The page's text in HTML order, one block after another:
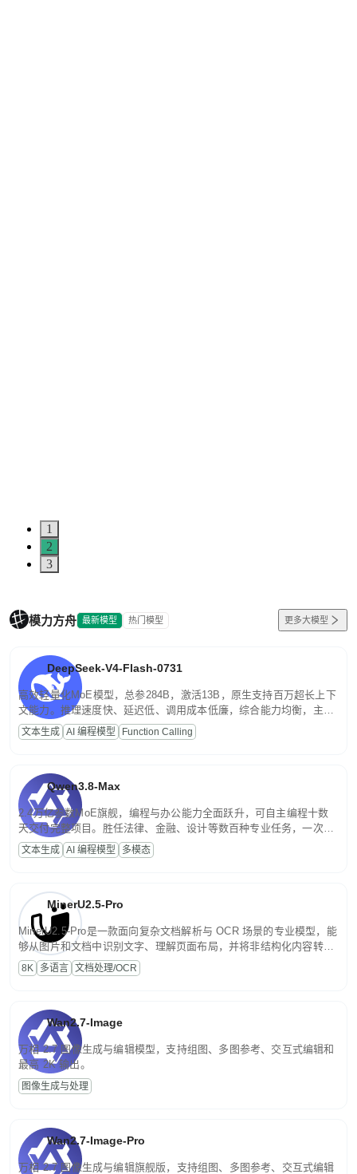
1
2
3
模力方舟 最新模型 热门模型 更多大模型
DeepSeek-V4-Flash-0731
高效轻量化MoE模型，总参284B，激活13B，原生支持百万超长上下
文能力。推理速度快、延迟低、调用成本低廉，综合能力均衡，主打
高并发、轻量化任务，适合日常对话、内容创作、基础 RAG、批量
文案处理等普惠刚需场景。
文本生成 AI 编程模型 Function Calling
Qwen3.8-Max
2.4万亿参数MoE旗舰，编程与办公能力全面跃升，可自主编程十数
天交付完整项目。胜任法律、金融、设计等数百种专业任务，一次对
话端到端交付生产级成果。原生视觉理解贯穿规划、执行与验证全流
程，支持超长文档与长视频的深度语义解析。长程任务中自主规划与
文本生成 AI 编程模型 多模态
MinerU2.5-Pro
MinerU2.5-Pro是一款面向复杂文档解析与 OCR 场景的专业模型，能
够从图片和文档中识别文字、理解页面布局，并将非结构化内容转换
为便于存储、检索和二次处理的结构化结果。
8K 多语言 文档处理/OCR
Wan2.7-Image
万相 2.7 图像生成与编辑模型，支持组图、多图参考、交互式编辑和
最高 2K 输出。
图像生成与处理
Wan2.7-Image-Pro
万相 2.7 图像生成与编辑旗舰版，支持组图、多图参考、交互式编辑